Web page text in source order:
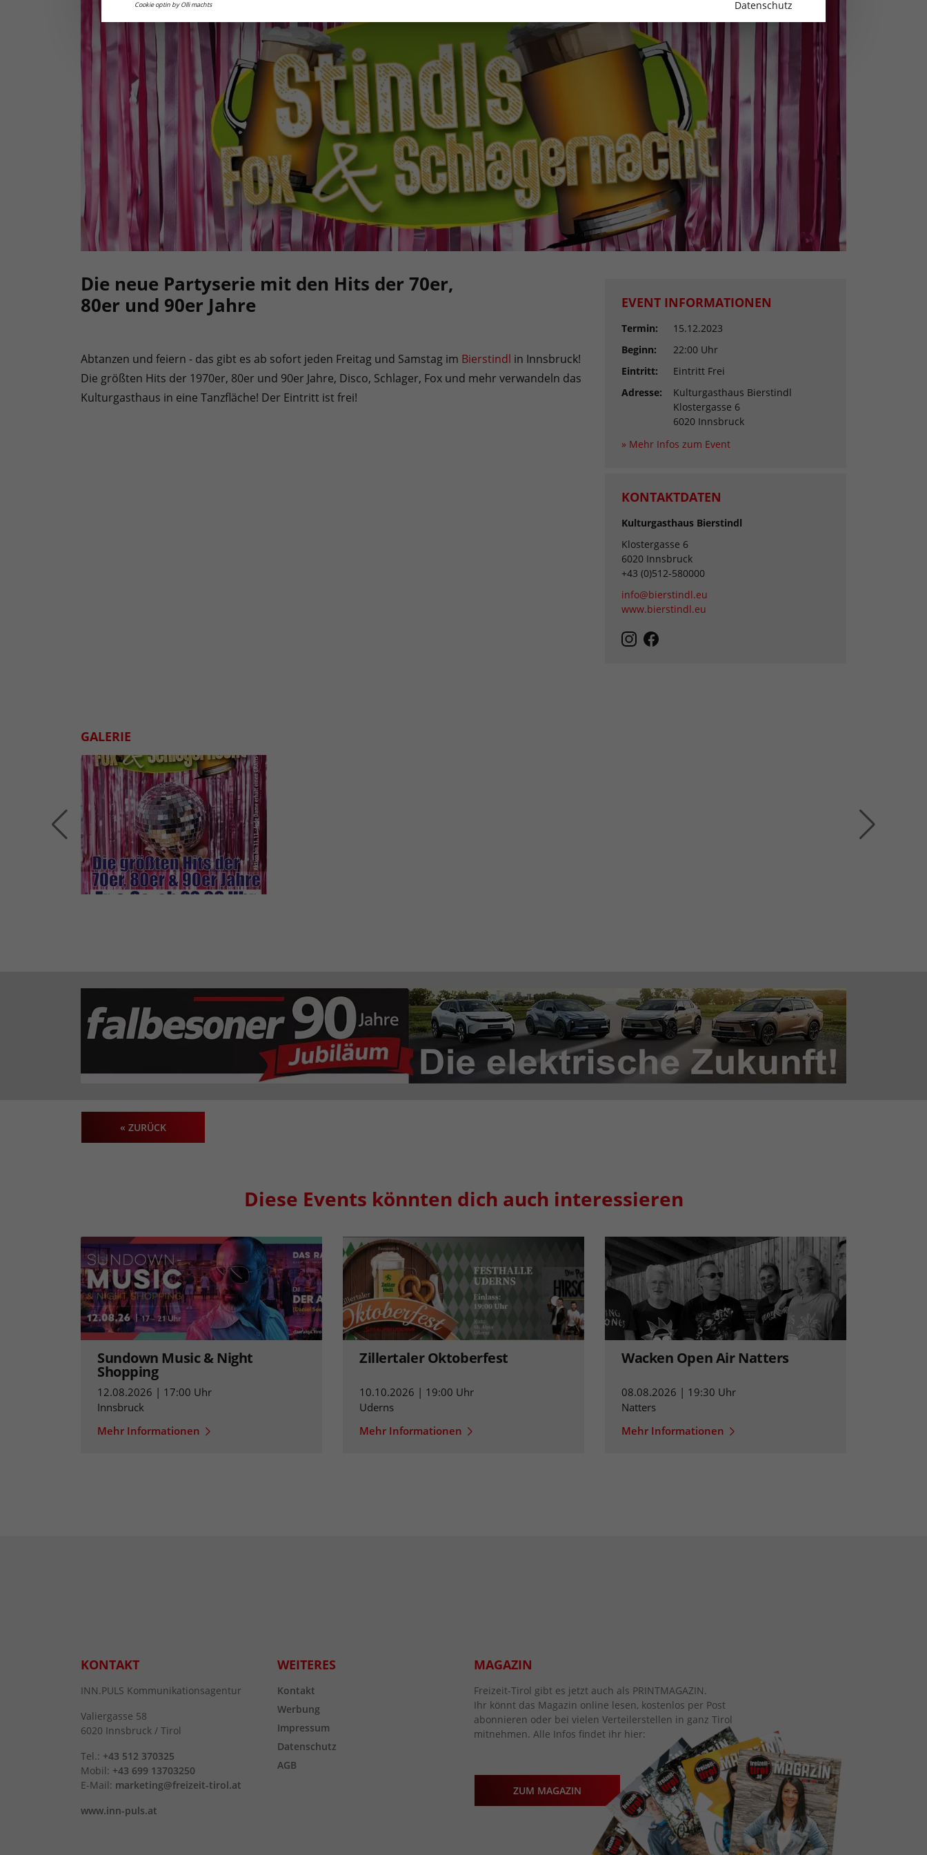
Die neue Partyserie mit den Hits der 70er,
80er und 90er Jahre
Abtanzen und feiern - das gibt es ab sofort jeden Freitag und Samstag im Bierstindl in Innsbruck!
Die größten Hits der 1970er, 80er und 90er Jahre, Disco, Schlager, Fox und mehr verwandeln das
Kulturgasthaus in eine Tanzfläche! Der Eintritt ist frei!
EVENT INFORMATIONEN
Termin:
15.12.2023
Beginn:
22:00 Uhr
Eintritt:
Eintritt Frei
Adresse:
Kulturgasthaus Bierstindl
Klostergasse 6
6020 Innsbruck
» Mehr Infos zum Event
KONTAKTDATEN
Kulturgasthaus Bierstindl
Klostergasse 6
6020 Innsbruck
+43 (0)512-580000
info@bierstindl.eu
www.bierstindl.eu
GALERIE
« ZURÜCK
Diese Events könnten dich auch interessieren
Sundown Music & Night
Shopping
12.08.2026 | 17:00 Uhr
Innsbruck
Mehr Informationen
Zillertaler Oktoberfest
10.10.2026 | 19:00 Uhr
Uderns
Mehr Informationen
Wacken Open Air Natters
08.08.2026 | 19:30 Uhr
Natters
Mehr Informationen
KONTAKT
INN.PULS Kommunikationsagentur
Valiergasse 58
6020 Innsbruck / Tirol
Tel.: +43 512 370325
Mobil: +43 699 13703250
E-Mail: marketing@freizeit-tirol.at
www.inn-puls.at
WEITERES
Kontakt
Werbung
Impressum
Datenschutz
AGB
MAGAZIN
Freizeit-Tirol gibt es jetzt auch als PRINTMAGAZIN.
Ihr könnt das Magazin online lesen, kostenlos per Post
abonnieren oder bei vielen Verteilerstellen in ganz Tirol
mitnehmen. Alle Infos findet ihr hier:
ZUM MAGAZIN
Cookie optin by Olli machts Datenschutz